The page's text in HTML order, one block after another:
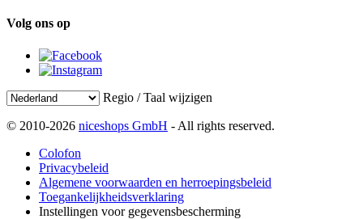
Volg ons op
Regio / Taal wijzigen
© 2010-2026 niceshops GmbH - All rights reserved.
Colofon
Privacybeleid
Algemene voorwaarden en herroepingsbeleid
Toegankelijkheidsverklaring
Instellingen voor gegevensbescherming